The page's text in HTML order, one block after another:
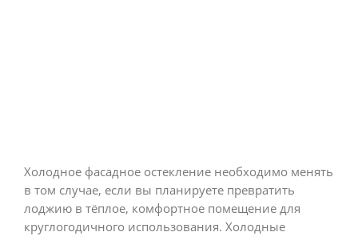
Холодное фасадное остекление необходимо менять
в том случае, если вы планируете превратить
лоджию в тёплое, комфортное помещение для
круглогодичного использования. Холодные